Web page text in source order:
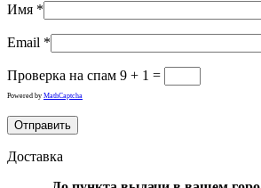
Имя *
Email *
Проверка на спам 9 + 1 =
Powered by MathCaptcha
Доставка